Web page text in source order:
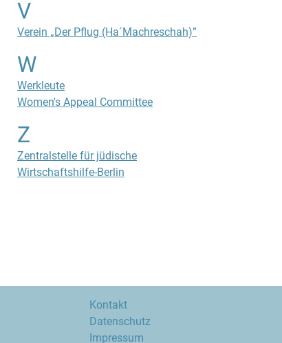
V
Verein „Der Pflug (Ha´Machreschah)”
W
Werkleute
Women's Appeal Committee
Z
Zentralstelle für jüdische
Wirtschaftshilfe-Berlin
Kontakt
Datenschutz
Impressum